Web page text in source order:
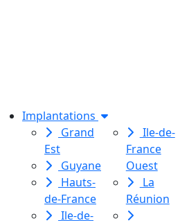
Implantations
Grand
Est
Guyane
Hauts-
de-France
Ile-de-
Ile-de-
France
Ouest
La
Réunion